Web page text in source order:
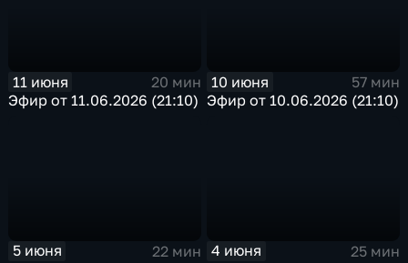
11 июня
20 мин
Эфир от 11.06.2026 (21:10)
10 июня
57 мин
Эфир от 10.06.2026 (21:10)
5 июня
22 мин
4 июня
25 мин